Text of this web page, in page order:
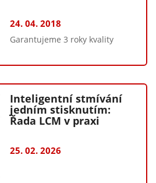
24. 04. 2018
Garantujeme 3 roky kvality
Inteligentní stmívání
jedním stisknutím:
Řada LCM v praxi
25. 02. 2026